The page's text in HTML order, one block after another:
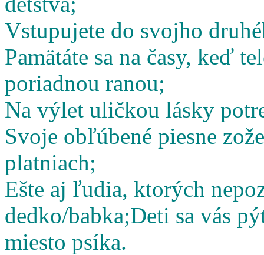
Vstupujete do svojho
Pamätáte sa na časy, keď
poriadnou ranou;
Na výlet uličkou lásky
Svoje obľúbené piesne
platniach;
Ešte aj ľudia, ktorých
dedko/babka;Deti sa vás
miesto psíka.